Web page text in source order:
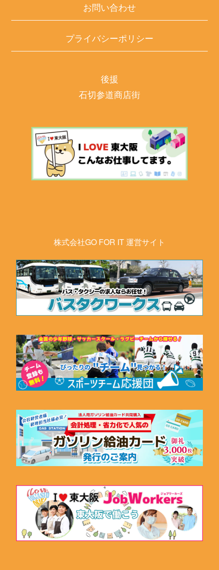
お問い合わせ
プライバシーポリシー
後援
石切参道商店街
株式会社GO FOR IT 運営サイト